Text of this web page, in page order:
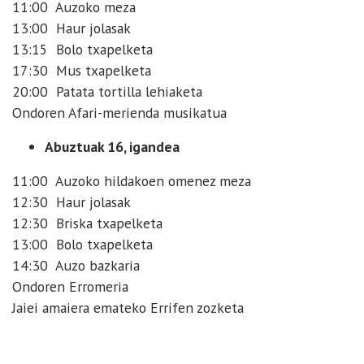
11:00 Auzoko meza
13:00 Haur jolasak
13:15 Bolo txapelketa
17:30 Mus txapelketa
20:00 Patata tortilla lehiaketa
Ondoren Afari-merienda musikatua
Abuztuak 16, igandea
11:00 Auzoko hildakoen omenez meza
12:30 Haur jolasak
12:30 Briska txapelketa
13:00 Bolo txapelketa
14:30 Auzo bazkaria
Ondoren Erromeria
Jaiei amaiera emateko Errifen zozketa